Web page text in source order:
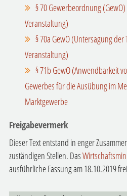
§ 70 Gewerbeordnung
Veranstaltung)
§ 70a GewO (Untersagung
Veranstaltung)
§ 71b GewO (Anwendbarkeit
Gewerbes für die Ausübung im
Marktgewerbe
Freigabevermerk
Dieser Text entstand in enger
zuständigen Stellen. Das
ausführliche Fassung am 18.10.2019